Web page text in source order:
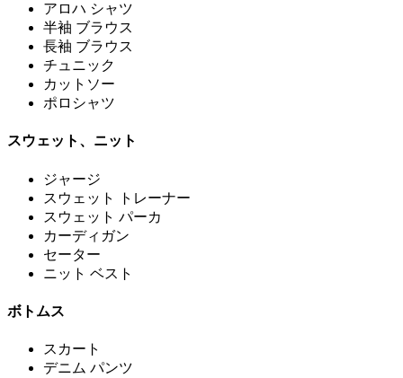
アロハ シャツ
半袖 ブラウス
長袖 ブラウス
チュニック
カットソー
ポロシャツ
スウェット、ニット
ジャージ
スウェット トレーナー
スウェット パーカ
カーディガン
セーター
ニット ベスト
ボトムス
スカート
デニム パンツ